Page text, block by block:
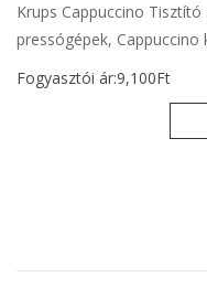
Krups Cappuccino
pressógépek, Cappuccino
Fogyasztói ár:9,100Ft